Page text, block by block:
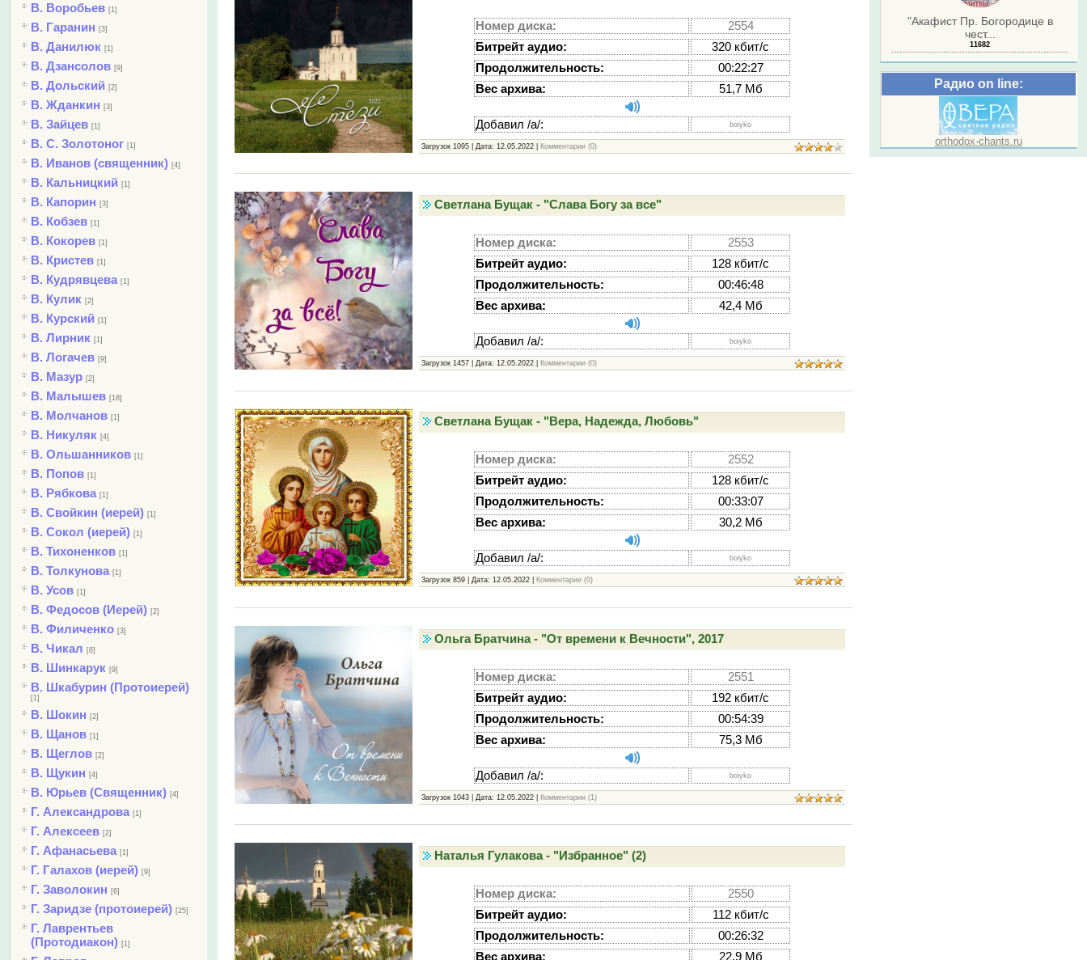
В. Воробьев [1]
В. Гаранин [3]
В. Данилюк [1]
В. Дзансолов [9]
В. Дольский [2]
В. Жданкин [3]
В. Зайцев [1]
В. С. Золотоног [1]
В. Иванов (священник) [4]
В. Кальницкий [1]
В. Капорин [3]
В. Кобзев [1]
В. Кокорев [1]
В. Кристев [1]
В. Кудрявцева [1]
В. Кулик [2]
В. Курский [1]
В. Лирник [1]
В. Логачев [9]
В. Мазур [2]
В. Малышев [18]
В. Молчанов [1]
В. Никуляк [4]
В. Ольшанников [1]
В. Попов [1]
В. Рябкова [1]
В. Свойкин (иерей) [1]
В. Сокол (иерей) [1]
В. Тихоненков [1]
В. Толкунова [1]
В. Усов [1]
В. Федосов (Иерей) [2]
В. Филиченко [3]
В. Чикал [8]
В. Шинкарук [9]
В. Шкабурин (Протоиерей)
[1]
В. Шокин [2]
В. Щанов [1]
В. Щеглов [2]
В. Щукин [4]
В. Юрьев (Священник) [4]
Г. Александрова [1]
Г. Алексеев [2]
Г. Афанасьева [1]
Г. Галахов (иерей) [9]
Г. Заволокин [6]
Г. Заридзе (протоиерей) [25]
Г. Лаврентьев
(Протодиакон) [1]
"Акафист Пр. Богородице в
чест...
11682
Радио on line:
orthodox-chants.ru
Номер диска:
2554
Битрейт аудио:
320 кбит/с
Продолжительность:
00:22:27
Вес архива:
51,7 Мб
Добавил /а/: boiyko
Загрузок 1095 | Дата:12.05.2022 Комментарии (0)
Светлана Бущак - "Слава Богу за все"
Номер диска:
2553
Битрейт аудио:
128 кбит/с
Продолжительность:
00:46:48
Вес архива:
42,4 Мб
Добавил /а/: boiyko
Загрузок 1457 | Дата:12.05.2022 Комментарии (0)
Светлана Бущак - "Вера, Надежда, Любовь"
Номер диска:
2552
Битрейт аудио:
128 кбит/с
Продолжительность:
00:33:07
Вес архива:
30,2 Мб
Добавил /а/: boiyko
Загрузок 859 | Дата:12.05.2022 Комментарии (0)
Ольга Братчина - "От времени к Вечности", 2017
Номер диска:
2551
Битрейт аудио:
192 кбит/с
Продолжительность:
00:54:39
Вес архива:
75,3 Мб
Добавил /а/: boiyko
Загрузок 1043 | Дата:12.05.2022 Комментарии (1)
Наталья Гулакова - "Избранное" (2)
Номер диска:
2550
Битрейт аудио:
112 кбит/с
Продолжительность:
00:26:32
Вес архива:
22,9 Мб